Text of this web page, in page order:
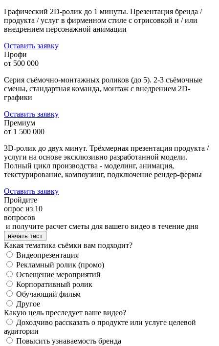
Графический 2D-ролик до 1 минуты. Презентация бренда /
продукта / услуг в фирменном стиле с отрисовкой и / или
внедрением персонажной анимации
Оставить заявку
Профи
от 500 000
Серия съёмочно-монтажных роликов (до 5). 2-3 съёмочные
смены, стандартная команда, монтаж с внедрением 2D-
графики
Оставить заявку
Премиум
от 1 500 000
3D-ролик до двух минут. Трёхмерная презентация продукта /
услуги на основе эксклюзивно разработанной модели.
Полный цикл производства - моделинг, анимация,
текстурирование, компоузинг, подключение рендер-фермы
Оставить заявку
Пройдите
опрос из 10
вопросов
и получите расчет сметы для вашего видео в течение дня
начать тест
Какая тематика съёмки вам подходит?
Видеопрезентация
Рекламный ролик (промо)
Освещение мероприятий
Корпоративный ролик
Обучающий фильм
Другое
Какую цель преследует ваше видео?
Доходчиво рассказать о продукте или услуге целевой
аудитории
Повысить узнаваемость бренда